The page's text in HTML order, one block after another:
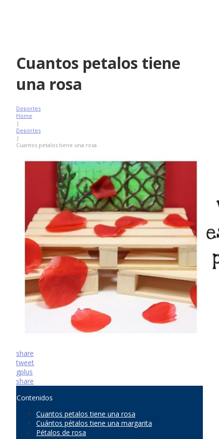
Cuantos petalos tiene
una rosa
Deportes
Home
|
Deportes
|
Cuantos petalos tiene una rosa
share
tweet
gplus
share
Contenidos
Cuantos petalos tiene una rosa
Cuántos pétalos tiene una margarita
Pétalos de rosa